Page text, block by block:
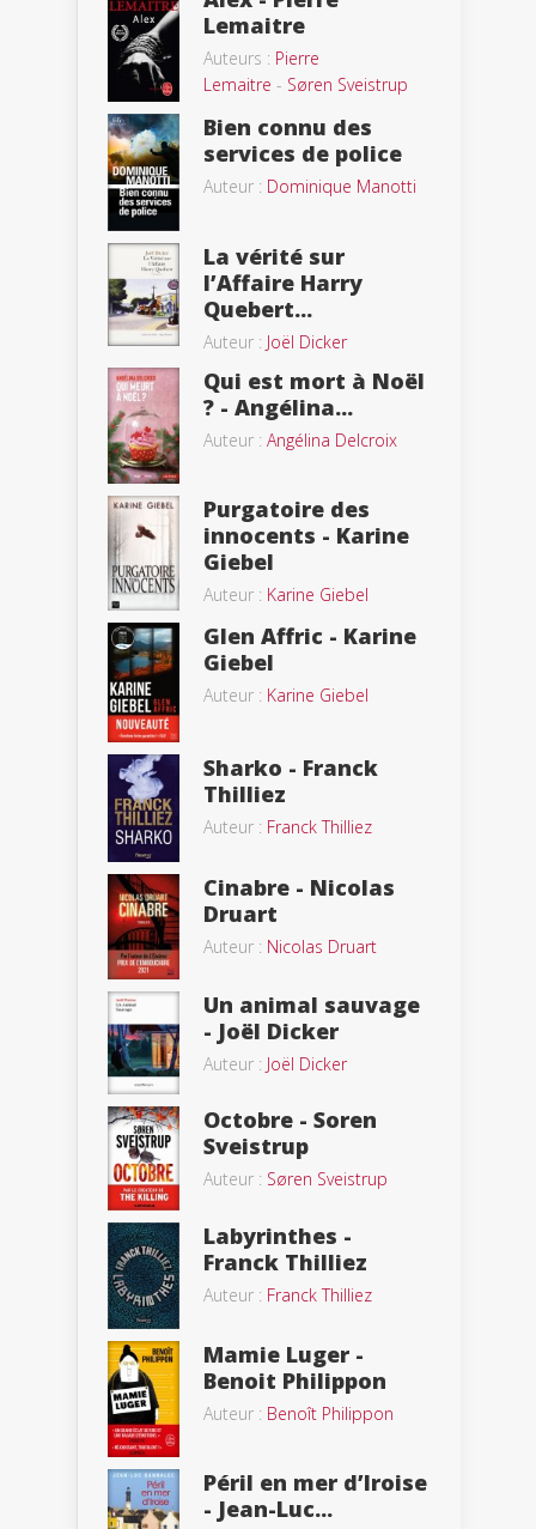
Lemaitre
Auteurs : Pierre
Lemaitre - Søren Sveistrup
Bien connu des
services de police
Auteur : Dominique Manotti
La vérité sur
l’Affaire Harry
Quebert...
Auteur : Joël Dicker
Qui est mort à Noël
? - Angélina...
Auteur : Angélina Delcroix
Purgatoire des
innocents - Karine
Giebel
Auteur : Karine Giebel
Glen Affric - Karine
Giebel
Auteur : Karine Giebel
Sharko - Franck
Thilliez
Auteur : Franck Thilliez
Cinabre - Nicolas
Druart
Auteur : Nicolas Druart
Un animal sauvage
- Joël Dicker
Auteur : Joël Dicker
Octobre - Soren
Sveistrup
Auteur : Søren Sveistrup
Labyrinthes -
Franck Thilliez
Auteur : Franck Thilliez
Mamie Luger -
Benoit Philippon
Auteur : Benoît Philippon
Péril en mer d’Iroise
- Jean-Luc...